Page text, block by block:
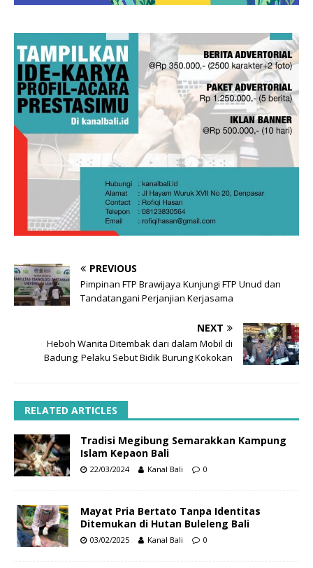
PREVIOUS
Pimpinan FTP Brawijaya Kunjungi FTP Unud dan
Tandatangani Perjanjian Kerjasama
NEXT
Heboh Wanita Ditembak dari dalam Mobil di
Badung; Pelaku Sebut Bidik Burung Kokokan
RELATED ARTICLES
Tradisi Megibung Semarakkan Kampung
Islam Kepaon Bali
22/03/2024 Kanal Bali 0
Mayat Pria Bertato Tanpa Identitas
Ditemukan di Hutan Buleleng Bali
03/02/2025 Kanal Bali 0